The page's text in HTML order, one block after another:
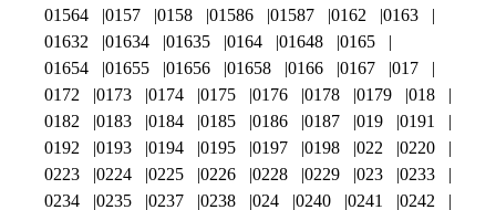
01564
0157 0158 01586 01587 0162
0163
01632
01634 01635 0164 01648
0165
01654
01655 01656 01658 0166 0167
017
0172
0173 0174 0175 0176 0178 0179
018
0182
0183 0184 0185 0186 0187 019
0191
0192
0193 0194 0195 0197 0198 022
0220
0223
0224 0225 0226 0228 0229 023
0233
0234
0235 0237 0238 024 0240 0241 0242